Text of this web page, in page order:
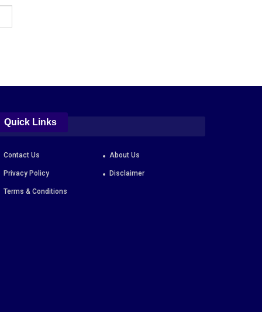
Quick Links
Contact Us About Us
Privacy Policy Disclaimer
Terms & Conditions